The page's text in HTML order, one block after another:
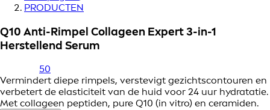
PRODUCTEN
Q10 Anti-Rimpel Collageen Expert 3-in-1
Herstellend Serum
50
Vermindert diepe rimpels, verstevigt gezichtscontouren en
verbetert de elasticiteit van de huid voor 24 uur hydratatie.
Met collageen peptiden, pure Q10 (in vitro) en ceramiden.